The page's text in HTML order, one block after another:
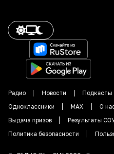
Радио Новости Подкасты
Одноклассники
MAX О
Выдача призов
Результаты
Политика безопасности